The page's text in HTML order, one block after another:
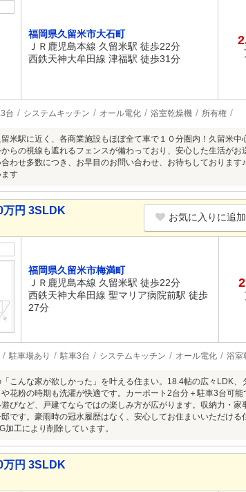
福岡県久留米市大石町
ＪＲ鹿児島本線 久留米駅 徒歩22分
西鉄天神大牟田線 津福駅 徒歩31分
台 システムキッチン オール電化 浴室乾燥機 所有権
留米駅に近く、各商業施設もほぼ全て車で１０分圏内！久留米
らの視線も遮れるフェンスが備わっており、安心した生活が
合わせ多数につき、お早目のお問い合わせ、お待ちしており
ます
万円 3SLDK
お気に入りに追加
福岡県久留米市梅満町
ＪＲ鹿児島本線 久留米駅 徒歩22分
西鉄天神大牟田線 聖マリア病院前駅 徒歩
27分
駐車場あり 駐車3台 システムキッチン オール電化 浴室
こんな家が欲しかった」を叶える住まい。18.4帖の広々LDK
花粉の時期も洗濯が快適です。カーポート2台分＋駐車3台可
遊びなど、戸建てならではの楽しみ方が広がります。収納力・
です。豪雨時の冠水履歴はなく、安心してお住まいいただけ
加工により削除しています。
万円 3SLDK